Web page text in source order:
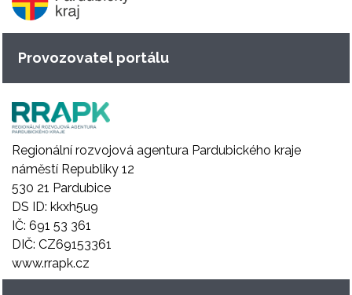
Provozovatel portálu
Regionální rozvojová agentura Pardubického kraje
náměstí Republiky 12
530 21 Pardubice
DS ID: kkxh5u9
IČ: 691 53 361
DIČ: CZ69153361
www.rrapk.cz